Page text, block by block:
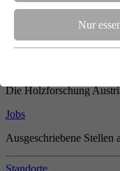
Nur
Team
Unsere gesamte
gebündelt
Die Holzforschung
Jobs
Ausgeschriebene Stellen
Standorte